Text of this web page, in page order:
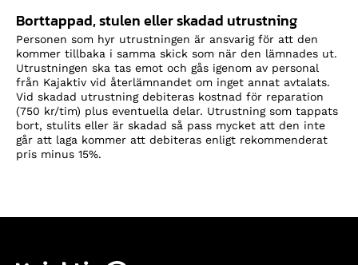
Borttappad, stulen eller skadad utrustning
Personen som hyr utrustningen är ansvarig för att den
kommer tillbaka i samma skick som när den lämnades ut.
Utrustningen ska tas emot och gås igenom av personal
från Kajaktiv vid återlämnandet om inget annat avtalats.
Vid skadad utrustning debiteras kostnad för reparation
(750 kr/tim) plus eventuella delar. Utrustning som tappats
bort, stulits eller är skadad så pass mycket att den inte
går att laga kommer att debiteras enligt rekommenderat
pris minus 15%.